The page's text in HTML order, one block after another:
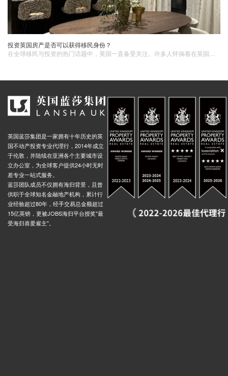
投资英国房产是否可以获得移民身份？
英国蓝莎集团是一家拥有十年历史的英
国不动产投资专业代理行，2014年成立
于伦敦，并陆续在亚洲各个主要城市设
立办公室，为全球客户提供24小时无时
差专业一站式服务。
蓝莎团队成员不仅拥有海归背景，且曾
供职于全球知名金融地产机构，累计行
业经验超过80年，经手交易总金额超过
15亿英镑，更被JOBS海归平台授奖"最
受海归喜爱雇主"。